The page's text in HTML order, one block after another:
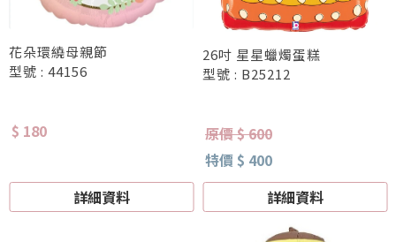
花朵環繞母親節
型號 : 44156
$ 180
詳細資料
26吋 星星蠟燭蛋糕
型號 : B25212
原價 $ 600
特價 $ 400
詳細資料